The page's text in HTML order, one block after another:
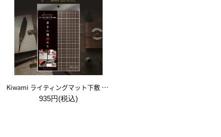
Kiwami ライティングマット下敷 A5【ブラウン&キャメル】
935円(税込)